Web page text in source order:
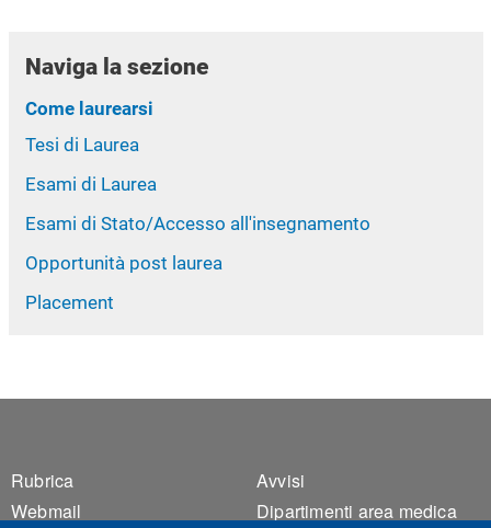
Naviga la sezione
Come laurearsi
Tesi di Laurea
Esami di Laurea
Esami di Stato/Accesso all'insegnamento
Opportunità post laurea
Placement
Footer 1
Rubrica
Webmail
Footer 2
Avvisi
Dipartimenti area medica